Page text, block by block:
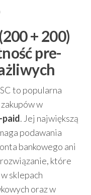
+ 200)
pre-
to popularna
w
paid. Jej największą
podawania
bankowego ani
które
sklepach
oraz w